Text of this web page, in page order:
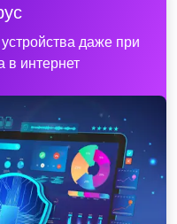
даже при
в интернет